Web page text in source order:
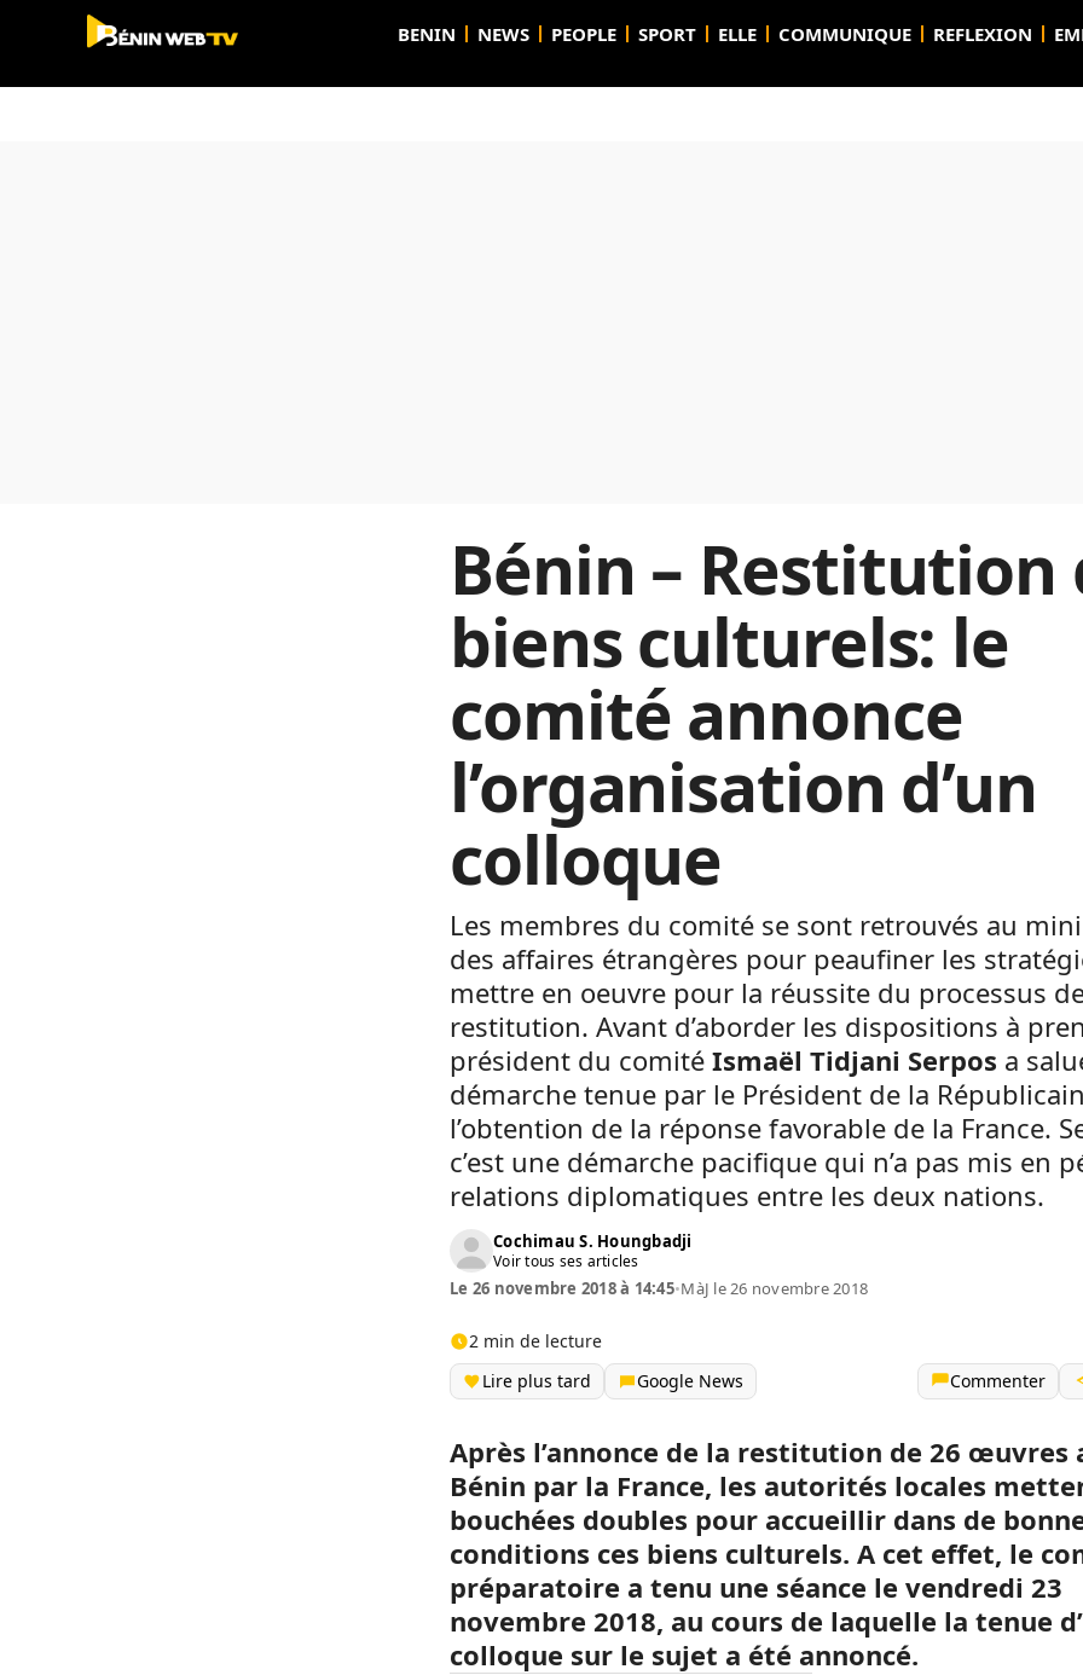
BENIN NEWS PEOPLE SPORT ELLE COMMUNIQUE REFLEXION
Bénin – Restitution
biens culturels: le
comité annonce
l’organisation d’un
colloque
Les membres du comité se sont retrouvés au
des affaires étrangères pour peaufiner les
mettre en oeuvre pour la réussite du processus
restitution. Avant d’aborder les dispositions à
président du comité Ismaël Tidjani Serpos a
démarche tenue par le Président de la
l’obtention de la réponse favorable de la France.
c’est une démarche pacifique qui n’a pas mis en
relations diplomatiques entre les deux nations.
Cochimau S. Houngbadji
Voir tous ses articles
Le 26 novembre 2018 à 14:45•MàJ le 26 novembre 2018
2 min de lecture
Lire plus tard
Google News Commenter
Après l’annonce de la restitution de 26 œuvres
Bénin par la France, les autorités locales
bouchées doubles pour accueillir dans de
conditions ces biens culturels. A cet effet, le
préparatoire a tenu une séance le vendredi 23
novembre 2018, au cours de laquelle la tenue
colloque sur le sujet a été annoncé.